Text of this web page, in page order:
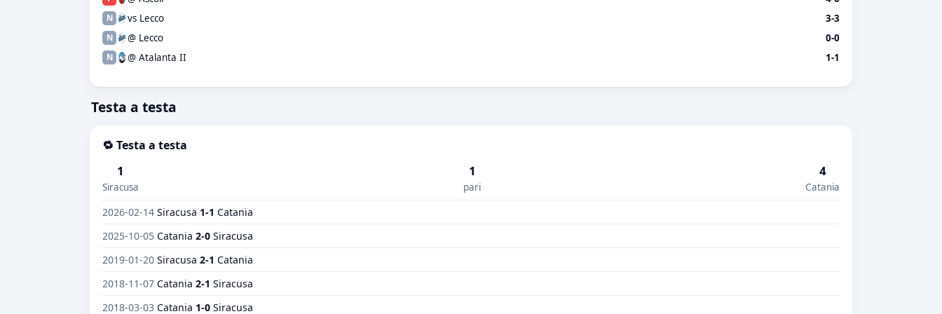
N vs Lecco 3-3
N @ Lecco 0-0
N @ Atalanta II 1-1
Testa a testa
🔁 Testa a testa
1
Siracusa
1
pari
4
Catania
2026-02-14 Siracusa 1-1 Catania
2025-10-05 Catania 2-0 Siracusa
2019-01-20 Siracusa 2-1 Catania
2018-11-07 Catania 2-1 Siracusa
2018-03-03 Catania 1-0 Siracusa